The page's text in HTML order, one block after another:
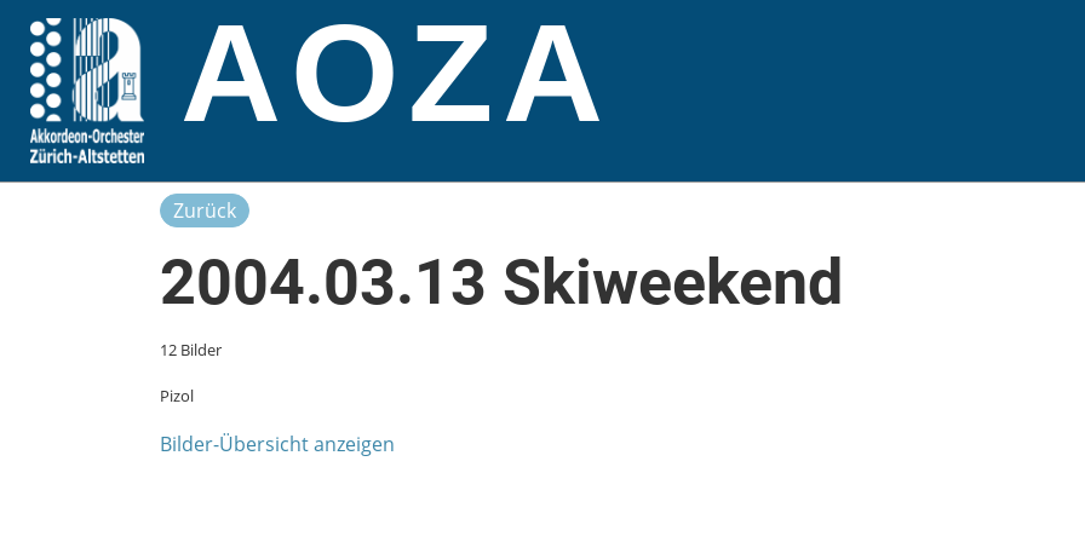
AOZA
Zurück
2004.03.13 Skiweekend
12 Bilder
Pizol
Bilder-Übersicht anzeigen